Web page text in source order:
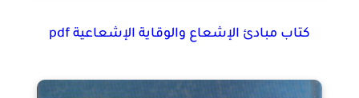
كتاب مبادئ الإشعاع والوقاية الإشعاعية pdf